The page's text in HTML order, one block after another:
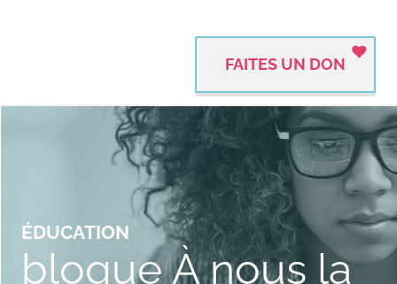
FAITES UN DON
ÉDUCATION
blogue À nous la